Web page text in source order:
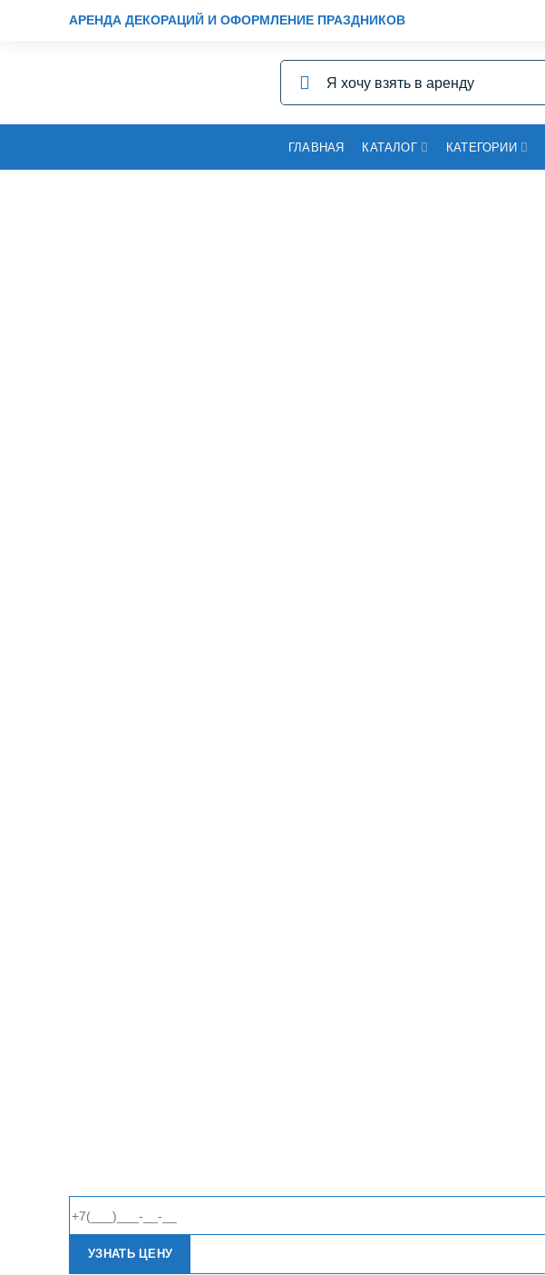
АРЕНДА ДЕКОРАЦИЙ И ОФОРМЛЕНИЕ ПРАЗДНИКОВ
ГЛАВНАЯ КАТАЛОГ КАТЕГОРИИ
УЗНАТЬ ЦЕНУ